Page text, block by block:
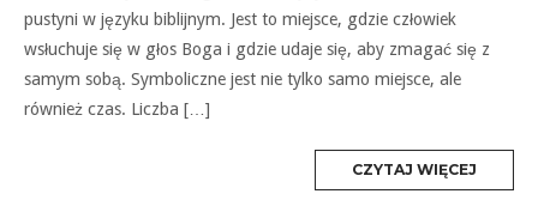
pustyni w języku biblijnym. Jest to miejsce, gdzie człowiek
wsłuchuje się w głos Boga i gdzie udaje się, aby zmagać się z
samym sobą. Symboliczne jest nie tylko samo miejsce, ale
również czas. Liczba […]
CZYTAJ WIĘCEJ